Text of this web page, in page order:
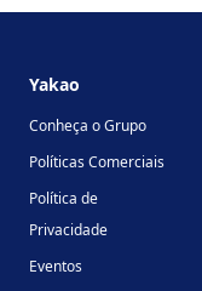
Yakao
Conheça o Grupo
Políticas Comerciais
Política de
Privacidade
Eventos